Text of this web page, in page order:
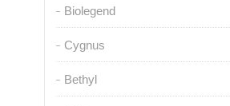
Biolegend
Cygnus
Bethyl